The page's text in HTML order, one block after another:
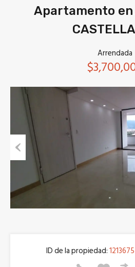
Apartamento
Arrendada
ID de la propiedad:1213675